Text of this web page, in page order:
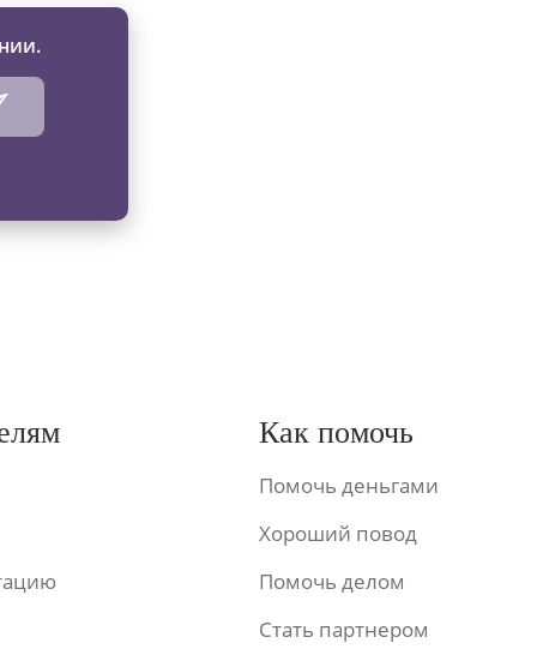
Как помочь
Помочь деньгами
Хороший повод
Помочь делом
Стать партнером